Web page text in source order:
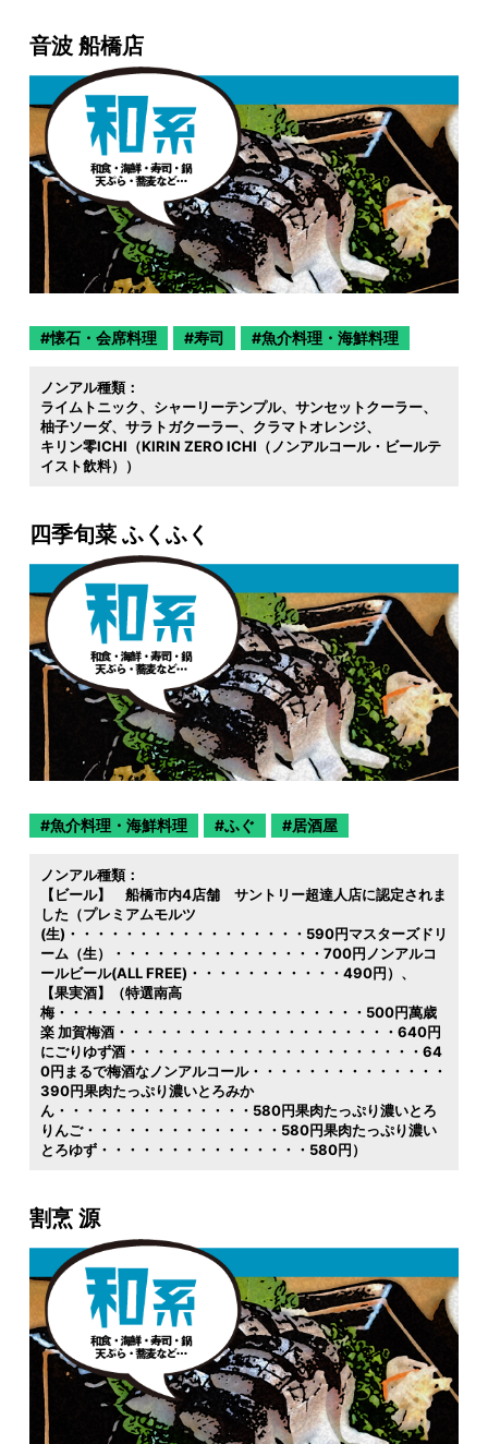
音波 船橋店
懐石・会席料理 寿司 魚介料理・海鮮料理
ノンアル種類：
ライムトニック
シャーリーテンプル
サンセットクーラー
柚子ソーダ
サラトガクーラー
クラマトオレンジ
キリン零ICHI（KIRIN ZERO ICHI（ノンアルコール・ビールテ
イスト飲料））
四季旬菜 ふくふく
魚介料理・海鮮料理 ふぐ 居酒屋
ノンアル種類：
【ビール】 船橋市内4店舗 サントリー超達人店に認定されま
した（プレミアムモルツ
(生)・・・・・・・・・・・・・・・・・590円マスターズドリ
ーム（生）・・・・・・・・・・・・・・・700円ノンアルコ
ールビール(ALL FREE)・・・・・・・・・・・490円）
【果実酒】（特選南高
梅・・・・・・・・・・・・・・・・・・・・・・500円萬歳
楽 加賀梅酒・・・・・・・・・・・・・・・・・・・・640円
にごりゆず酒・・・・・・・・・・・・・・・・・・・・・64
0円まるで梅酒なノンアルコール・・・・・・・・・・・・・・
390円果肉たっぷり濃いとろみか
ん・・・・・・・・・・・・・・580円果肉たっぷり濃いとろ
りんご・・・・・・・・・・・・・・580円果肉たっぷり濃い
とろゆず・・・・・・・・・・・・・・・580円）
割烹 源